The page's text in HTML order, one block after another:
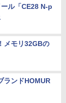
ル「CE28 N-p
メモリ32GBの
ランドHOMUR